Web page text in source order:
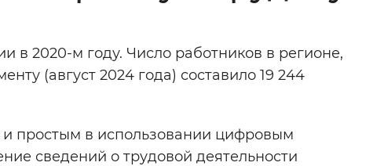
в 2020-м году. Число работников в регионе,
(август 2024 года) составило 19 244
простым в использовании цифровым
сведений о трудовой деятельности